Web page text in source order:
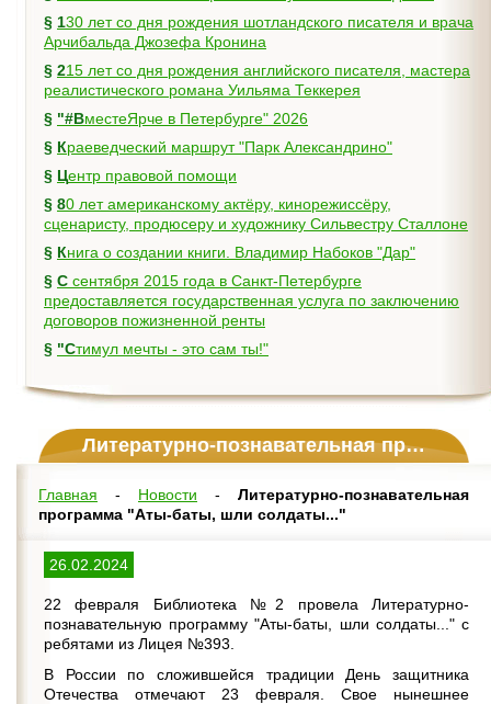
§ 130 лет со дня рождения шотландского писателя и врача
Арчибальда Джозефа Кронина
§ 215 лет со дня рождения английского писателя, мастера
реалистического романа Уильяма Теккерея
§
"#ВместеЯрче в Петербурге" 2026
§
Краеведческий маршрут "Парк Александрино"
§
Центр правовой помощи
§ 80 лет американскому актёру, кинорежиссёру,
сценаристу, продюсеру и художнику Сильвестру Сталлоне
§
Книга о создании книги. Владимир Набоков "Дар"
§ С сентября 2015 года в Санкт-Петербурге
предоставляется государственная услуга по заключению
договоров пожизненной ренты
§
"Стимул мечты - это сам ты!"
Литературно-познавательная программа "Аты-баты, шли солдаты..."
Главная - Новости - Литературно-познавательная
программа "Аты-баты, шли солдаты..."
26.02.2024
22 февраля Библиотека №2 провела Литературно-
познавательную программу "Аты-баты, шли солдаты..." с
ребятами из Лицея №393.
В России по сложившейся традиции День защитника
Отечества отмечают 23 февраля. Свое нынешнее